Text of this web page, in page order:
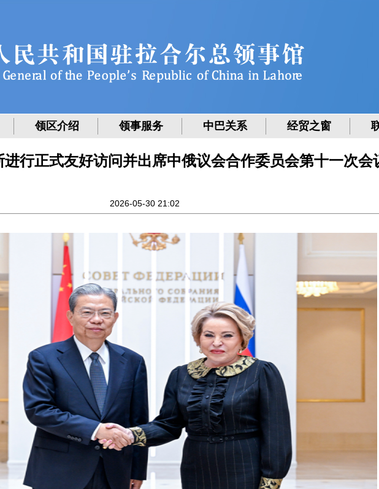
领区介绍 领事服务 中巴关系 经贸之窗
行正式友好访问并出席中俄议会合作委员会第十一次会
2026-05-30 21:02